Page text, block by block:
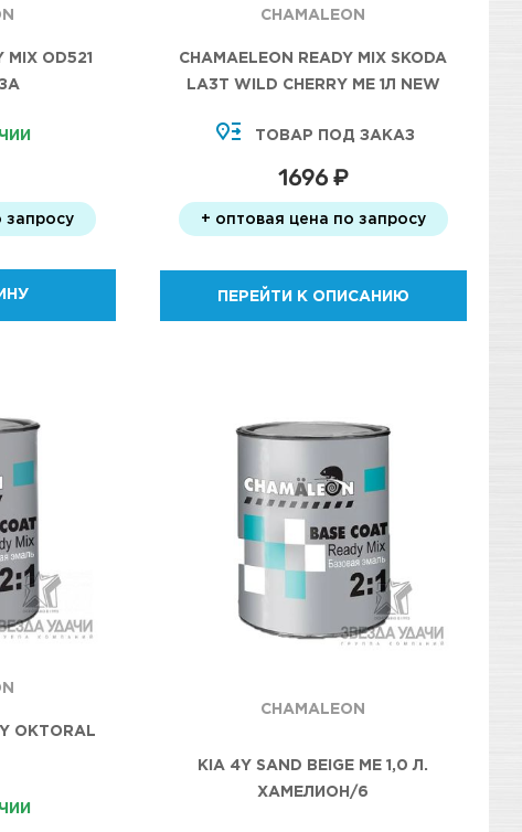
MIX OD521
запросу
CHAMALEON
CHAMAELEON READY MIX SKODA
LA3T WILD CHERRY ME 1Л NEW
ТОВАР ПОД ЗАКАЗ
1696 ₽
+ оптовая цена по запросу
ПЕРЕЙТИ К ОПИСАНИЮ
OKTORAL
CHAMALEON
KIA 4Y SAND BEIGE ME 1,0 Л.
ХАМЕЛИОН/6